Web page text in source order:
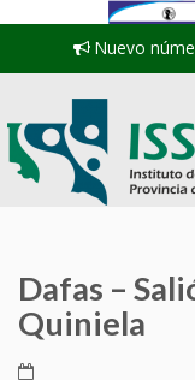
Nuevo
Dafas –
Quiniela